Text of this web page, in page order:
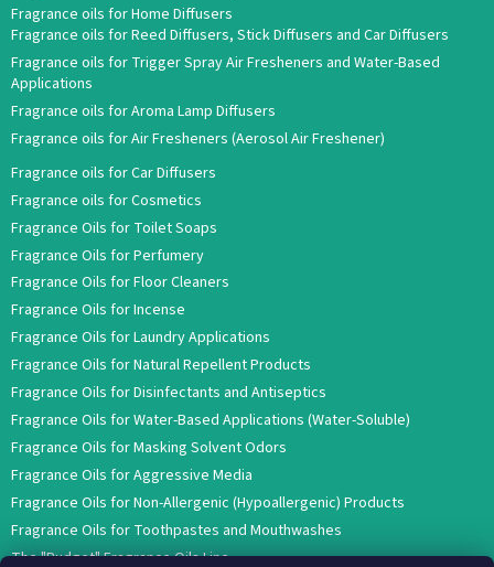
Fragrance oils for Home Diffusers
Fragrance oils for Reed Diffusers, Stick Diffusers and Car Diffusers
Fragrance oils for Trigger Spray Air Fresheners and Water-Based
Applications
Fragrance oils for Aroma Lamp Diffusers
Fragrance oils for Air Fresheners (Aerosol Air Freshener)
Fragrance oils for Car Diffusers
Fragrance oils for Cosmetics
Fragrance Oils for Toilet Soaps
Fragrance Oils for Perfumery
Fragrance Oils for Floor Cleaners
Fragrance Oils for Incense
Fragrance Oils for Laundry Applications
Fragrance Oils for Natural Repellent Products
Fragrance Oils for Disinfectants and Antiseptics
Fragrance Oils for Water-Based Applications (Water-Soluble)
Fragrance Oils for Masking Solvent Odors
Fragrance Oils for Aggressive Media
Fragrance Oils for Non-Allergenic (Hypoallergenic) Products
Fragrance Oils for Toothpastes and Mouthwashes
The "Budget" Fragrance Oils Line